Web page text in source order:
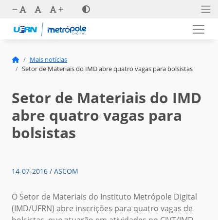
Mais notícias
Setor de Materiais do IMD abre quatro vagas para bolsistas
Setor de Materiais do IMD
abre quatro vagas para
bolsistas
14-07-2016 / ASCOM
O Setor de Materiais do Instituto Metrópole Digital
(IMD/UFRN) abre inscrições para quatro vagas de